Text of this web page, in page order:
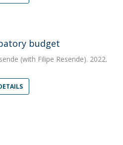
budget
(with Filipe Resende). 2022.